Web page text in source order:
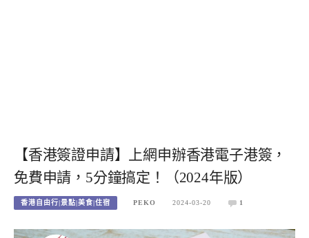
【香港簽證申請】上網申辦香港電子港簽，
免費申請，5分鐘搞定！（2024年版）
香港自由行|景點|美食|住宿 PEKO 2024-03-20 1